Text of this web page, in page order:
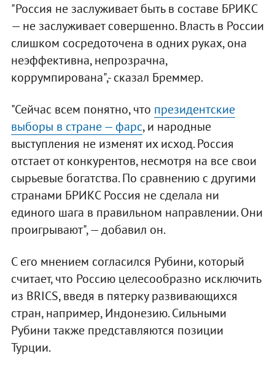
"Россия не заслуживает быть в составе БРИКС
— не заслуживает совершенно. Власть в России
слишком сосредоточена в одних руках, она
неэффективна, непрозрачна,
коррумпирована",- сказал Бреммер.
"Сейчас всем понятно, что президентские
выборы в стране — фарс, и народные
выступления не изменят их исход. Россия
отстает от конкурентов, несмотря на все свои
сырьевые богатства. По сравнению с другими
странами БРИКС Россия не сделала ни
единого шага в правильном направлении. Они
проигрывают", — добавил он.
С его мнением согласился Рубини, который
считает, что Россию целесообразно исключить
из BRICS, введя в пятерку развивающихся
стран, например, Индонезию. Сильными
Рубини также представляются позиции
Турции.